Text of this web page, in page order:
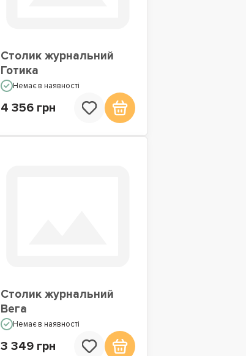
Столик журнальний
Готика
Немає в наявності
4 356 грн
Столик журнальний
Вега
Немає в наявності
3 349 грн